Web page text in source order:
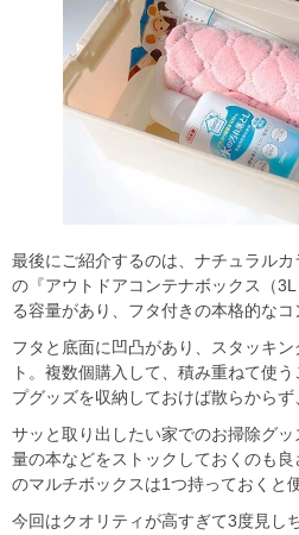
最後にご紹介するのは、ナチュラル
の『アウトドアコンテナボックス（
る容量があり、フタ付きの本格的なコ
フタと底面に凹凸があり、スタッキ
ト。複数個購入して、積み重ねて使
プグッズを収納しておけば散らからず
サッと取り出したい家でのお掃除グ
量の本などをストックしておくのも
のマルチボックスは1つ持っておくと
今回はクオリティが高すぎて3度見し